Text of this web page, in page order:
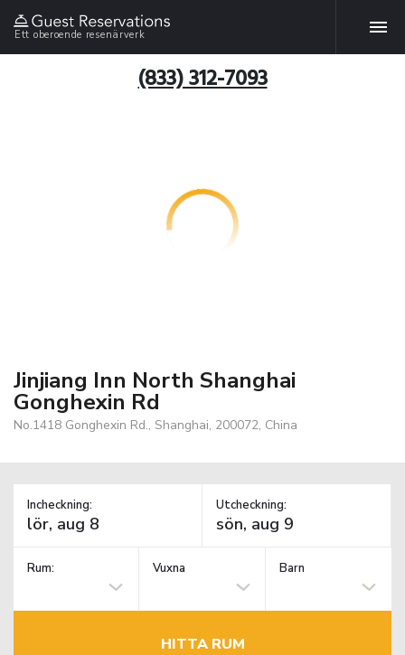
Ett oberoende resenärverk
(833) 312-7093
Jinjiang Inn North Shanghai
Gonghexin Rd
No.1418 Gonghexin Rd., Shanghai, 200072, China
Incheckning: Utcheckning:
Rum: Vuxna Barn
HITTA RUM